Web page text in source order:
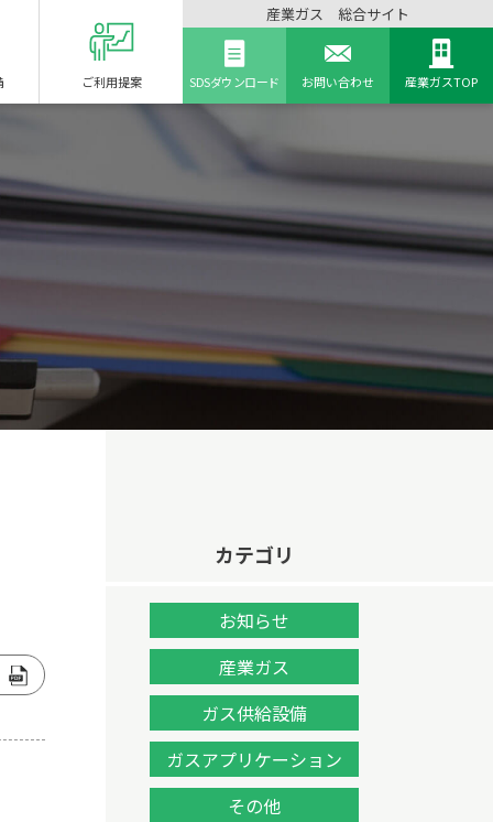
産業ガス 総合サイト
ご利用提案 SDSダウンロード お問い合わせ 産業ガスTOP
カテゴリ
お知らせ
産業ガス
ガス供給設備
ガスアプリケーション
その他